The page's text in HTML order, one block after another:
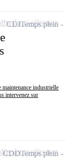
maintenance industrielle
intervenez sur
CDITemps plein
à ma sélection
CDDTemps plein
à ma sélection